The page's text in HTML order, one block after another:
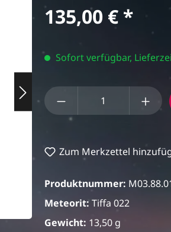
Regulärer Preis:
135,00 €
Sofort verfügbar,
Produkt Anzahl:
Zum Merkzettel
Produktnummer:
Meteorit: Tiffa 022
Gewicht: 13,50 g